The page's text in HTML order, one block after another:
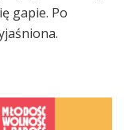
gapie. Po